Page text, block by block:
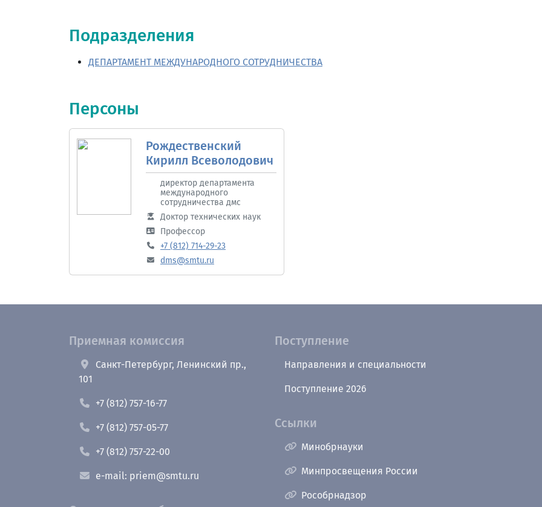
Подразделения
ДЕПАРТАМЕНТ МЕЖДУНАРОДНОГО СОТРУДНИЧЕСТВА
Персоны
Рождественский
Кирилл Всеволодович
директор департамента
международного
сотрудничества дмс
Доктор технических наук
Профессор
+7 (812) 714-29-23
dms@smtu.ru
Приемная комиссия
Санкт-Петербург, Ленинский пр.,
101
+7 (812) 757-16-77
+7 (812) 757-05-77
+7 (812) 757-22-00
e-mail: priem@smtu.ru
Поступление
Направления и специальности
Поступление 2026
Ссылки
Минобрнауки
Минпросвещения России
Рособрнадзор